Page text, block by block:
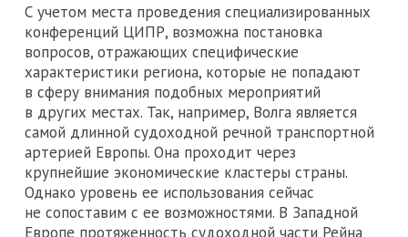
С учетом места проведения специализированных
конференций ЦИПР, возможна постановка
вопросов, отражающих специфические
характеристики региона, которые не попадают
в сферу внимания подобных мероприятий
в других местах. Так, например, Волга является
самой длинной судоходной речной транспортной
артерией Европы. Она проходит через
крупнейшие экономические кластеры страны.
Однако уровень ее использования сейчас
не сопоставим с ее возможностями. В Западной
Европе протяженность судоходной части Рейна